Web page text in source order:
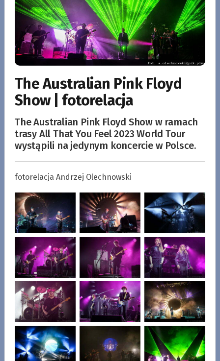
The Australian Pink Floyd
Show | fotorelacja
The Australian Pink Floyd Show w ramach
trasy All That You Feel 2023 World Tour
wystąpili na jedynym koncercie w Polsce.
fotorelacja Andrzej Olechnowski